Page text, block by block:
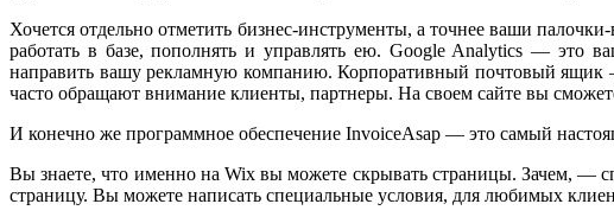
Хочется отдельно отметить бизнес-инструменты, а точнее ваши
работать в базе, пополнять и управлять ею. Google Analytics — это
направить вашу рекламную компанию. Корпоративный почтовый ящик —
часто обращают внимание клиенты, партнеры. На своем сайте вы
И конечно же программное обеспечение InvoiceAsap — это самый
Вы знаете, что именно на Wix вы можете скрывать страницы. Зачем, —
страницу. Вы можете написать специальные условия, для любимых